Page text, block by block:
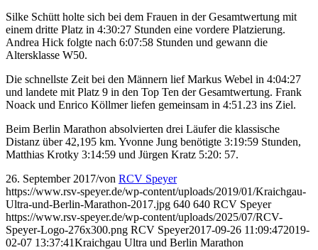
Silke Schütt holte sich bei dem Frauen in der Gesamtwertung mit
einem dritte Platz in 4:30:27 Stunden eine vordere Platzierung.
Andrea Hick folgte nach 6:07:58 Stunden und gewann die
Altersklasse W50.
Die schnellste Zeit bei den Männern lief Markus Webel in 4:04:27
und landete mit Platz 9 in den Top Ten der Gesamtwertung. Frank
Noack und Enrico Köllmer liefen gemeinsam in 4:51.23 ins Ziel.
Beim Berlin Marathon absolvierten drei Läufer die klassische
Distanz über 42,195 km. Yvonne Jung benötigte 3:19:59 Stunden,
Matthias Krotky 3:14:59 und Jürgen Kratz 5:20: 57.
26. September 2017/von RCV Speyer
https://www.rsv-speyer.de/wp-content/uploads/2019/01/Kraichgau-
Ultra-und-Berlin-Marathon-2017.jpg 640 640 RCV Speyer
https://www.rsv-speyer.de/wp-content/uploads/2025/07/RCV-
Speyer-Logo-276x300.png RCV Speyer2017-09-26 11:09:472019-
02-07 13:37:41Kraichgau Ultra und Berlin Marathon